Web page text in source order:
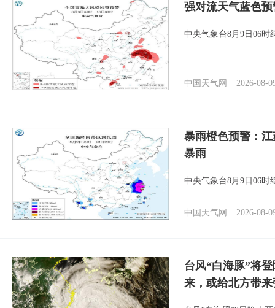
强对流天气蓝色
中央气象台8月9日06时
中国天气网 2026-08-
暴雨橙色预警：
暴雨
中央气象台8月9日06时
中国天气网 2026-08-
台风“白海豚”将
来，或给北方带